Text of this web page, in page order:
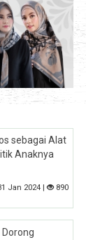
sebagai Alat
Anaknya
Jan 2024 | 890